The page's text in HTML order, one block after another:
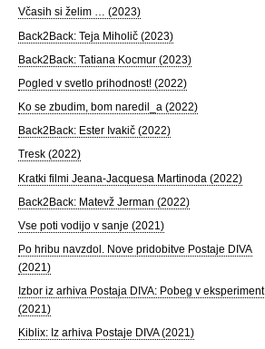
Včasih si želim … (2023)
Back2Back: Teja Miholič (2023)
Back2Back: Tatiana Kocmur (2023)
Pogled v svetlo prihodnost! (2022)
Ko se zbudim, bom naredil_a (2022)
Back2Back: Ester Ivakič (2022)
Tresk (2022)
Kratki filmi Jeana-Jacquesa Martinoda (2022)
Back2Back: Matevž Jerman (2022)
Vse poti vodijo v sanje (2021)
Po hribu navzdol. Nove pridobitve Postaje DIVA
(2021)
Izbor iz arhiva Postaja DIVA: Pobeg v eksperiment
(2021)
Kiblix: Iz arhiva Postaje DIVA (2021)